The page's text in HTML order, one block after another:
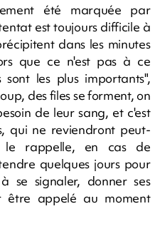
été marquée par
est toujours difficile à
dans les minutes
que ce n'est pas à ce
les plus importants",
des files se forment, on
de leur sang, et c'est
qui ne reviendront peut-
rappelle, en cas de
quelques jours pour
se signaler, donner ses
être appelé au moment